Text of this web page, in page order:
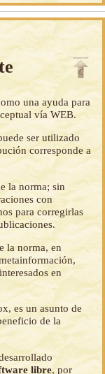
una ayuda para
vía WEB.
ser utilizado
corresponde a
la norma; sin
con
para corregirlas
la norma, en
en
es un asunto de
de la
libre, por